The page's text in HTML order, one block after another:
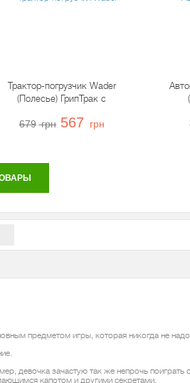
Трактор-погрузчик Wader
(Полесье) ГрипТрак с
37398
679 грн 567 грн
предметом игры, которая никогда не
девочка зачастую так же непрочь поиграть
капотом и другими секретами.